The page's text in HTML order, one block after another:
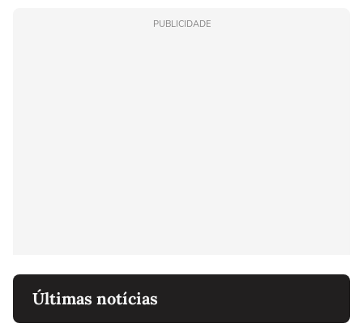
PUBLICIDADE
Últimas notícias